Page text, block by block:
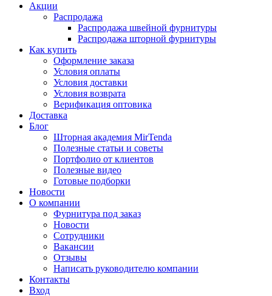
Акции
Распродажа
Распродажа швейной фурнитуры
Распродажа шторной фурнитуры
Как купить
Оформление заказа
Условия оплаты
Условия доставки
Условия возврата
Верификация оптовика
Доставка
Блог
Шторная академия MirTenda
Полезные статьи и советы
Портфолио от клиентов
Полезные видео
Готовые подборки
Новости
О компании
Фурнитура под заказ
Новости
Сотрудники
Вакансии
Отзывы
Написать руководителю компании
Контакты
Вход